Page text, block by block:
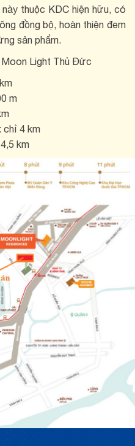
thuộc KDC hiện hữu, có
đồng bộ, hoàn thiện đem
sản phẩm.
Light Thủ Đức
m
chỉ 4 km
km